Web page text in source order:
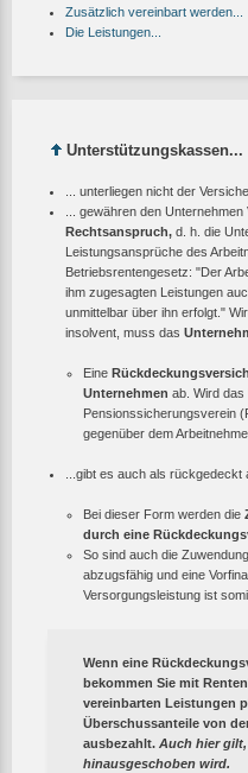
Zusätzlich vereinbart werden...
Die Leistungen...
Unterstützungskassen...
... unterliegen nicht der
... gewähren den
Rechtsanspruch, d. h. die
Leistungsansprüche des
Betriebsrentengesetz: "Der
ihm zugesagten Leistungen
unmittelbar über ihn erfolgt."
insolvent, muss das
Eine
Unternehmen ab. Wird
Pensionssicherungsverein
gegenüber dem
...gibt es auch als
Bei dieser Form werden die
durch eine
So sind auch die
abzugsfähig und eine
Versorgungsleistung ist
Wenn eine
bekommen Sie mit
vereinbarten Leistungen
Überschussanteile von
ausbezahlt. Auch hier
hinausgeschoben wird.